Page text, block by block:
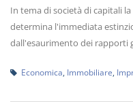
In tema di società di capitali
determina l'immediata
dall'esaurimento dei rapporti
Economica Immobiliare